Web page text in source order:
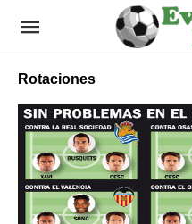
Rotaciones